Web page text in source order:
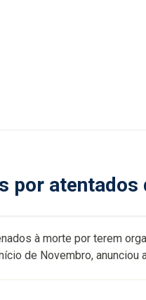
por
à morte por terem
de Novembro, anunciou